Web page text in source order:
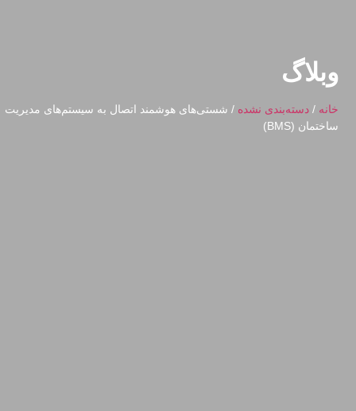
وبلاگ
خانه /دسته‌بندی نشده / شستی‌های هوشمند اتصال به سیستم‌های مدیریت
ساختمان (BMS)